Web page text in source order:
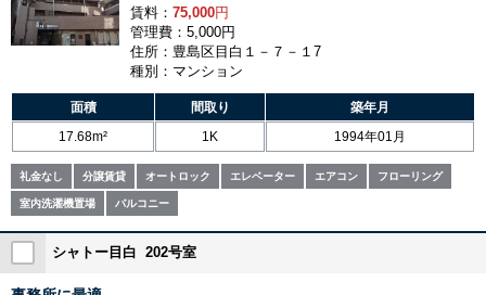
賃料： 75,000円
管理費：5,000円
住所：豊島区目白１－７－１7
種別：マンション
面積 間取り
築年月
17.68m²
1K 1994年01月
礼金なし 分譲賃貸 オートロック エレベーター エアコン フローリング
室内洗濯機置場 バルコニー
シャトー目白 202号室